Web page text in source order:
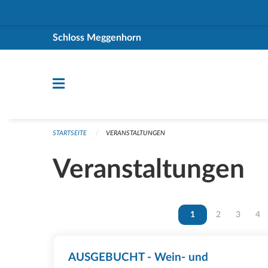
Schloss Meggenhorn
STARTSEITE VERANSTALTUNGEN
Veranstaltungen
Vous êtes sur la page
1 Vous êtes sur
2 Vous
3 4
AUSGEBUCHT - Wein- und